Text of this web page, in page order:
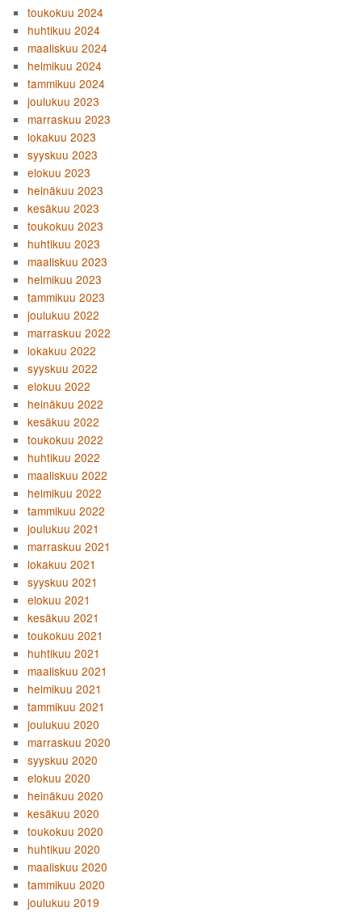
toukokuu 2024
huhtikuu 2024
maaliskuu 2024
helmikuu 2024
tammikuu 2024
joulukuu 2023
marraskuu 2023
lokakuu 2023
syyskuu 2023
elokuu 2023
heinäkuu 2023
kesäkuu 2023
toukokuu 2023
huhtikuu 2023
maaliskuu 2023
helmikuu 2023
tammikuu 2023
joulukuu 2022
marraskuu 2022
lokakuu 2022
syyskuu 2022
elokuu 2022
heinäkuu 2022
kesäkuu 2022
toukokuu 2022
huhtikuu 2022
maaliskuu 2022
helmikuu 2022
tammikuu 2022
joulukuu 2021
marraskuu 2021
lokakuu 2021
syyskuu 2021
elokuu 2021
kesäkuu 2021
toukokuu 2021
huhtikuu 2021
maaliskuu 2021
helmikuu 2021
tammikuu 2021
joulukuu 2020
marraskuu 2020
syyskuu 2020
elokuu 2020
heinäkuu 2020
kesäkuu 2020
toukokuu 2020
huhtikuu 2020
maaliskuu 2020
tammikuu 2020
joulukuu 2019